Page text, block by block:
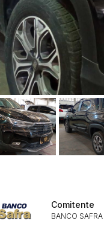
Comitente
BANCO SAFRA
Habilite-se para